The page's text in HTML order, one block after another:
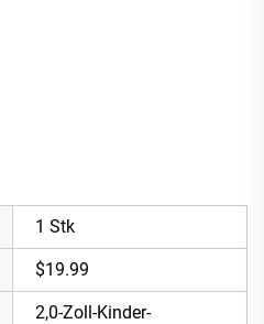
1 Stk
$19.99
2,0-Zoll-Kinder-